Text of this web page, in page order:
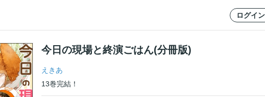
ログイン
今日の現場と終演ごはん(分冊版)
えきあ
13巻完結！